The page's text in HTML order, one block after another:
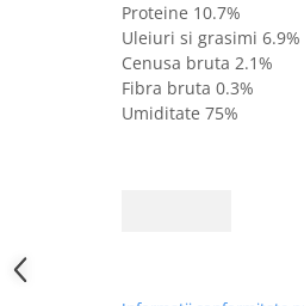
Proteine 10.7%
Uleiuri si grasimi 6.9%
Cenusa bruta 2.1%
Fibra bruta 0.3%
Umiditate 75%